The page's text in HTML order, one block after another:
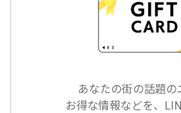
あなたの街の話題の
お得な情報などを、